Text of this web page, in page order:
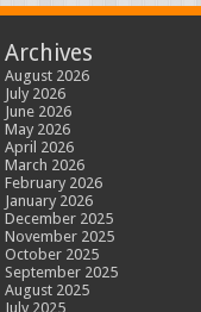
Archives
August 2026
July 2026
June 2026
May 2026
April 2026
March 2026
February 2026
January 2026
December 2025
November 2025
October 2025
September 2025
August 2025
July 2025